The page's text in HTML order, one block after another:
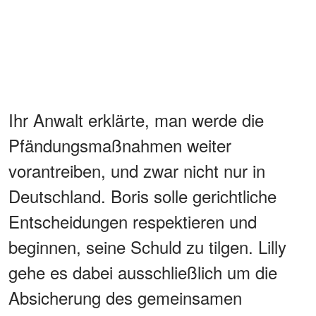
Ihr Anwalt erklärte, man werde die
Pfändungsmaßnahmen weiter
vorantreiben, und zwar nicht nur in
Deutschland. Boris solle gerichtliche
Entscheidungen respektieren und
beginnen, seine Schuld zu tilgen. Lilly
gehe es dabei ausschließlich um die
Absicherung des gemeinsamen